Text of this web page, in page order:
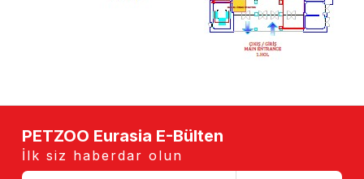
PETZOO Eurasia E-Bülten
İlk siz haberdar olun